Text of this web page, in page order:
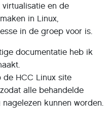
en de
in Linux,
in de groep voor is.
documentatie heb ik
de HCC Linux site
alle behandelde
kunnen worden.